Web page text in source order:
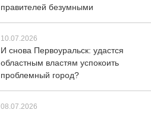
правителей безумными
10.07.2026
И снова Первоуральск: удастся
областным властям успокоить
проблемный город?
08.07.2026